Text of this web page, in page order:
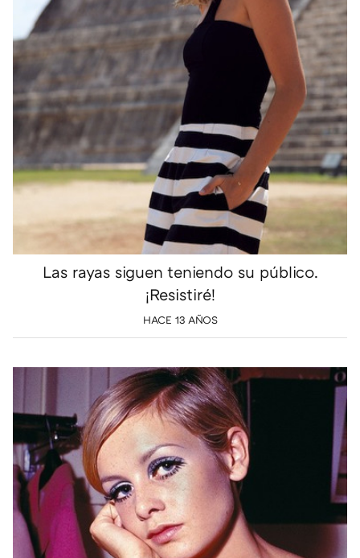
Las rayas siguen teniendo su público.
¡Resistiré!
HACE 13 AÑOS